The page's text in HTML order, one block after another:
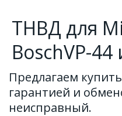
ТНВД для
BoschVP-44
Предлагаем
гарантией и
неисправный.